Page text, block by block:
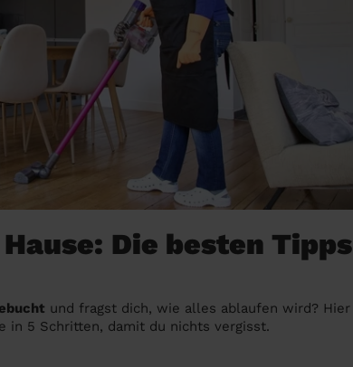
Die besten Tipps
und fragst dich, wie alles ablaufen wird? Hier
5 Schritten, damit du nichts vergisst.